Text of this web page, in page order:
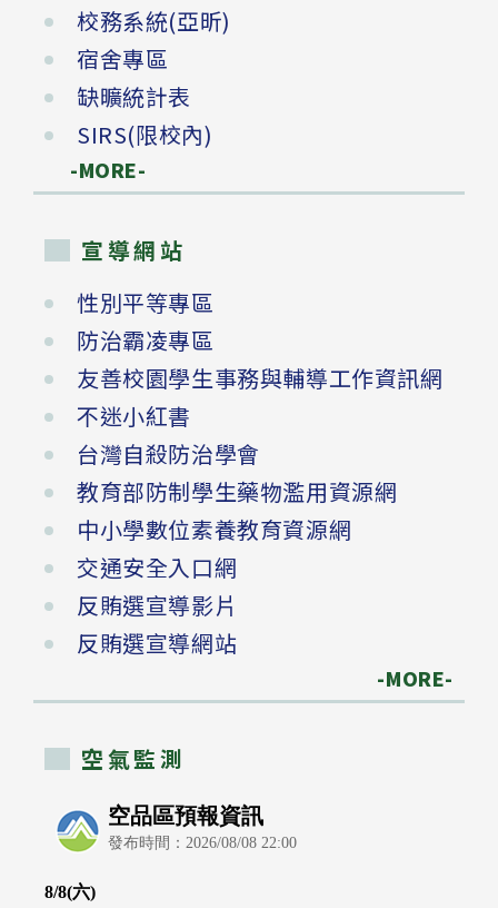
校務系統(亞昕)
宿舍專區
缺曠統計表
SIRS(限校內)
-MORE-
宣導網站
性別平等專區
防治霸凌專區
友善校園學生事務與輔導工作資訊網
不迷小紅書
台灣自殺防治學會
教育部防制學生藥物濫用資源網
中小學數位素養教育資源網
交通安全入口網
反賄選宣導影片
反賄選宣導網站
-MORE-
空氣監測